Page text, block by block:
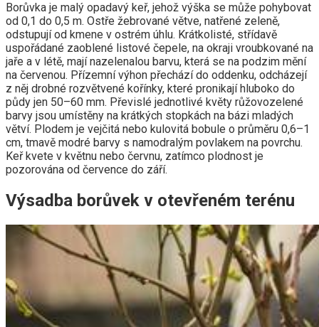
Borůvka je malý opadavý keř, jehož výška se může pohybovat
od 0,1 do 0,5 m. Ostře žebrované větve, natřené zeleně,
odstupují od kmene v ostrém úhlu. Krátkolisté, střídavě
uspořádané zaoblené listové čepele, na okraji vroubkované na
jaře a v létě, mají nazelenalou barvu, která se na podzim mění
na červenou. Přízemní výhon přechází do oddenku, odcházejí
z něj drobné rozvětvené kořínky, které pronikají hluboko do
půdy jen 50–60 mm. Převislé jednotlivé květy růžovozelené
barvy jsou umístěny na krátkých stopkách na bázi mladých
větví. Plodem je vejčitá nebo kulovitá bobule o průměru 0,6–1
cm, tmavě modré barvy s namodralým povlakem na povrchu.
Keř kvete v květnu nebo červnu, zatímco plodnost je
pozorována od července do září.
Výsadba borůvek v otevřeném terénu